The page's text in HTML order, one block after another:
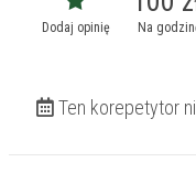
Dodaj opinię Na
Ten korepetytor